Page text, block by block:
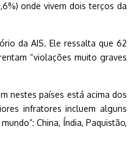
onde vivem dois terços da
da AIS. Ele ressalta que 62
“violações muito graves
nestes países está acima dos
infratores incluem alguns
China, Índia, Paquistão,